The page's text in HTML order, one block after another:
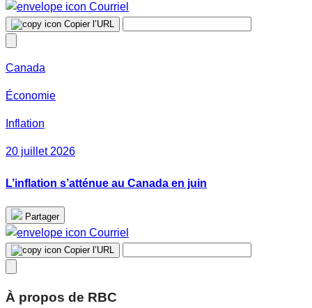
Courriel
Copier l’URL
Canada
Économie
Inflation
20 juillet 2026
L’inflation s’atténue au Canada en juin
Partager
Courriel
Copier l’URL
À propos de RBC